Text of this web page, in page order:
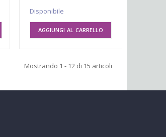
Disponibile
AGGIUNGI AL CARRELLO
Mostrando 1 - 12 di 15 articoli